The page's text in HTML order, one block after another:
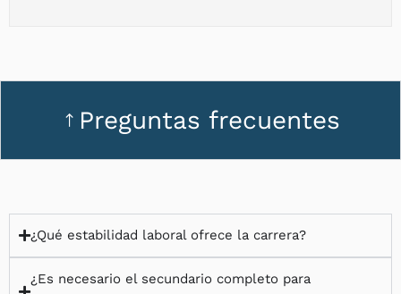
Preguntas frecuentes
¿Qué estabilidad laboral ofrece la carrera?
¿Es necesario el secundario completo para